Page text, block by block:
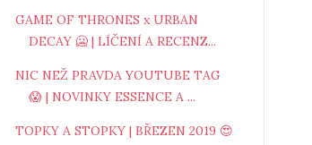
GAME OF THRONES x URBAN
DECAY 🥶 | LÍČENÍ A RECENZ...
NIC NEŽ PRAVDA YOUTUBE TAG
😱 | NOVINKY ESSENCE A ...
TOPKY A STOPKY | BŘEZEN 2019 😍